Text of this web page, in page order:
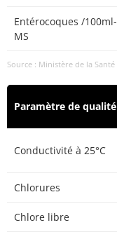
Entérocoques /100ml-
MS
Source : Ministère de la Santé
Paramètre de qualité
Conductivité à 25°C
Chlorures
Chlore libre